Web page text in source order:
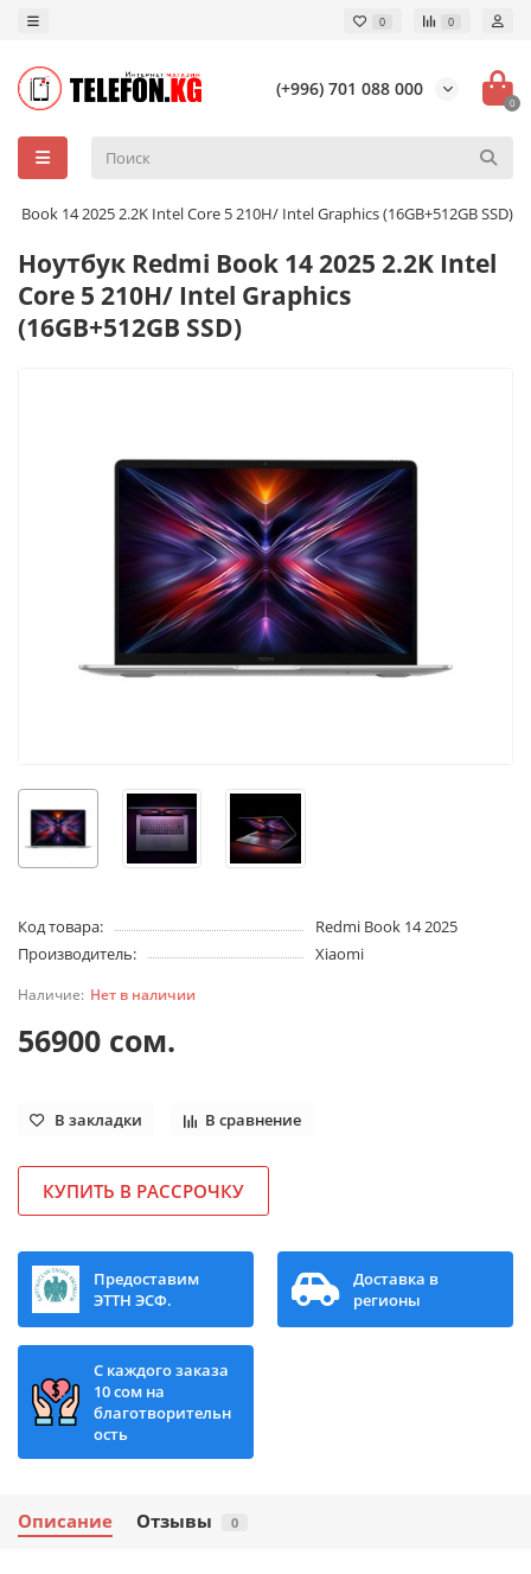
0 0
(+996) 701 088 000
0
Book 14 2025 2.2K Intel Core 5 210H/ Intel Graphics (16GB+512GB SSD)
Ноутбук Redmi Book 14 2025 2.2K Intel
Core 5 210H/ Intel Graphics
(16GB+512GB SSD)
Код товара:
Redmi Book 14 2025
Производитель:
Xiaomi
Нет в наличии
56900 сом.
В закладки В сравнение
КУПИТЬ В РАССРОЧКУ
Предоставим
ЭТТН ЭСФ.
Доставка в
регионы
С каждого заказа
10 сом на
благотворительн
ость
Описание Отзывы 0